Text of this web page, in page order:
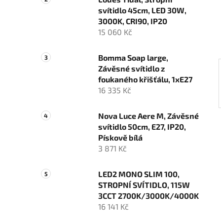
n
e
svítidlo 45cm, LED 30W,
3000K, CRI90, IP20
15 060 Kč
Bomma Soap large,
Závěsné svítidlo z
foukaného křišťálu, 1xE27
16 335 Kč
Nova Luce Aere M, Závěsné
svítidlo 50cm, E27, IP20,
Pískově bílá
3 871 Kč
LED2 MONO SLIM 100,
STROPNÍ SVÍTIDLO, 115W
3CCT 2700K/3000K/4000K
16 141 Kč